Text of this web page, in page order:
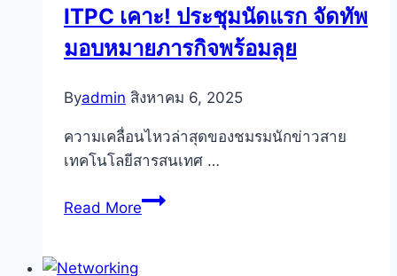
เสวนา
ชี้
รอด
ยุค
AI
เมือง
ITPC เคาะ! ประชุมนัดแรก จัดทัพ
มอบหมายภารกิจพร้อมลุย
Byadmin สิงหาคม 6, 2025
ความเคลื่อนไหวล่าสุดของชมรมนักข่าวสาย
เทคโนโลยีสารสนเทศ …
Read MoreITPC